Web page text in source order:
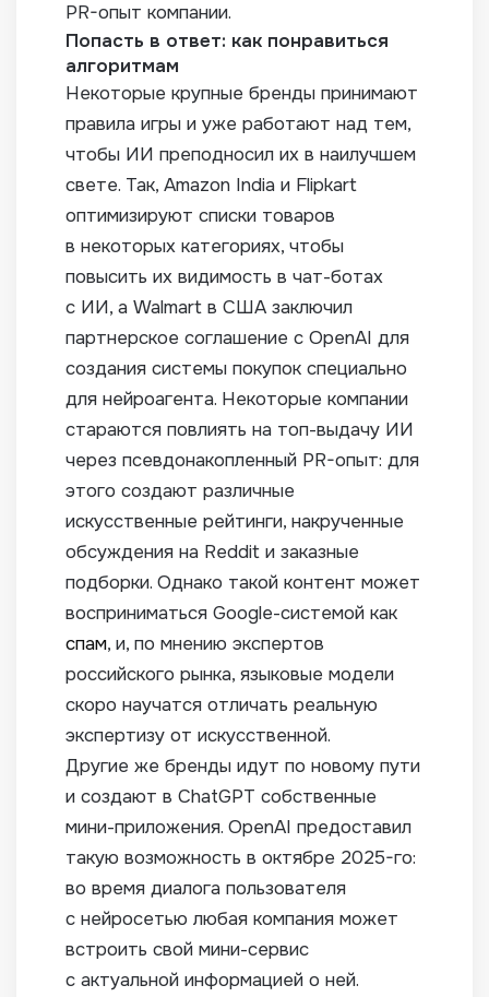
PR-опыт компании.
Попасть в ответ: как понравиться
алгоритмам
Некоторые крупные бренды принимают
правила игры и уже работают над тем,
чтобы ИИ преподносил их в наилучшем
свете. Так, Amazon India и Flipkart
оптимизируют списки товаров
в некоторых категориях, чтобы
повысить их видимость в чат-ботах
с ИИ, а Walmart в США заключил
партнерское соглашение с OpenAI для
создания системы покупок специально
для нейроагента. Некоторые компании
стараются повлиять на топ-выдачу ИИ
через псевдонакопленный PR-опыт: для
этого создают различные
искусственные рейтинги, накрученные
обсуждения на Reddit и заказные
подборки. Однако такой контент может
восприниматься Google-системой как
спам, и, по мнению экспертов
российского рынка, языковые модели
скоро научатся отличать реальную
экспертизу от искусственной.
Другие же бренды идут по новому пути
и создают в ChatGPT собственные
мини-приложения. OpenAI предоставил
такую возможность в октябре 2025-го:
во время диалога пользователя
с нейросетью любая компания может
встроить свой мини-сервис
с актуальной информацией о ней.